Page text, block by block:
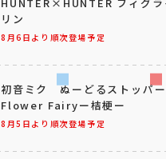
8月6日より順次登場予定
リン
8月5日より順次登場予定
初音ミク ぬーどるストッパー
Flower Fairyー桔梗ー